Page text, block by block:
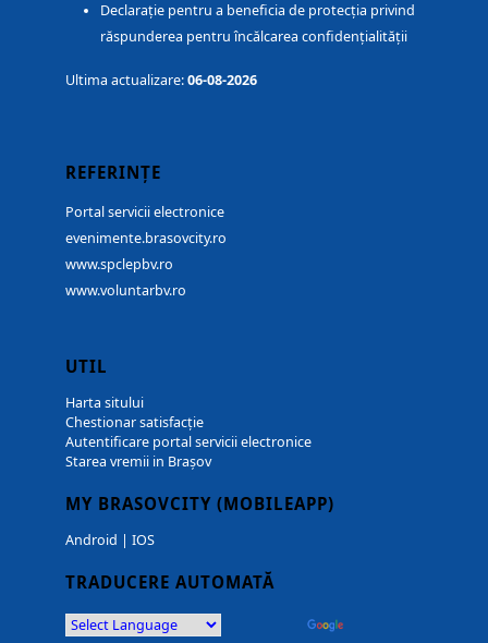
Declarație pentru a beneficia de protecția privind
răspunderea pentru încălcarea confidențialității
Ultima actualizare:06-08-2026
REFERINȚE
Portal servicii electronice
evenimente.brasovcity.ro
www.spclepbv.ro
www.voluntarbv.ro
UTIL
Harta sitului
Chestionar satisfacție
Autentificare portal servicii electronice
Starea vremii in Brașov
MY BRASOVCITY (MOBILEAPP)
Android | IOS
TRADUCERE AUTOMATĂ